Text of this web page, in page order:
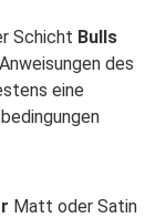
Schicht Bulls
des
eine
Matt oder Satin